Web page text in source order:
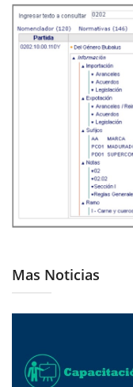
Mas Noticias